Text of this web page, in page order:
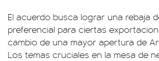
El acuerdo busca lograr una rebaja
preferencial para ciertas
cambio de una mayor apertura de
Los temas cruciales en la mesa de